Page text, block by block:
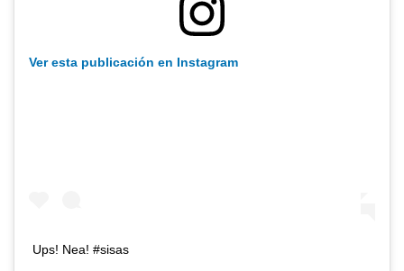
Ver esta publicación en Instagram
Ups! Nea! #sisas